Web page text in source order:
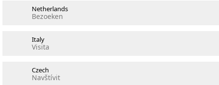
Netherlands
Bezoeken
Italy
Visita
Czech
Navštívit